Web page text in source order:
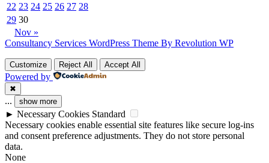
22 23 24 25 26 27 28
29 30
Nov »
Consultancy Services WordPress Theme By Revolution WP
Customize Reject All Accept All
Powered by
✖
... show more
► Necessary Cookies Standard
Necessary cookies enable essential site features like secure log-ins
and consent preference adjustments. They do not store personal
data.
None